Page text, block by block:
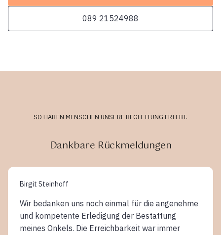
089 21524988
SO HABEN MENSCHEN UNSERE BEGLEITUNG ERLEBT.
Dankbare Rückmeldungen
Birgit Steinhoff
Wir bedanken uns noch einmal für die angenehme
und kompetente Erledigung der Bestattung
meines Onkels. Die Erreichbarkeit war immer